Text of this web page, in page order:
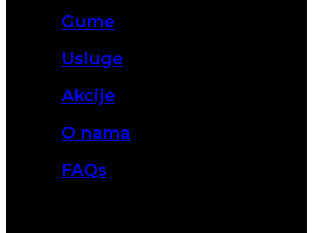
Gume
Usluge
Akcije
O nama
FAQs